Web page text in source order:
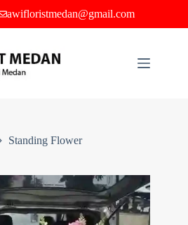
awifloristmedan@gmail.com
Standing Flower